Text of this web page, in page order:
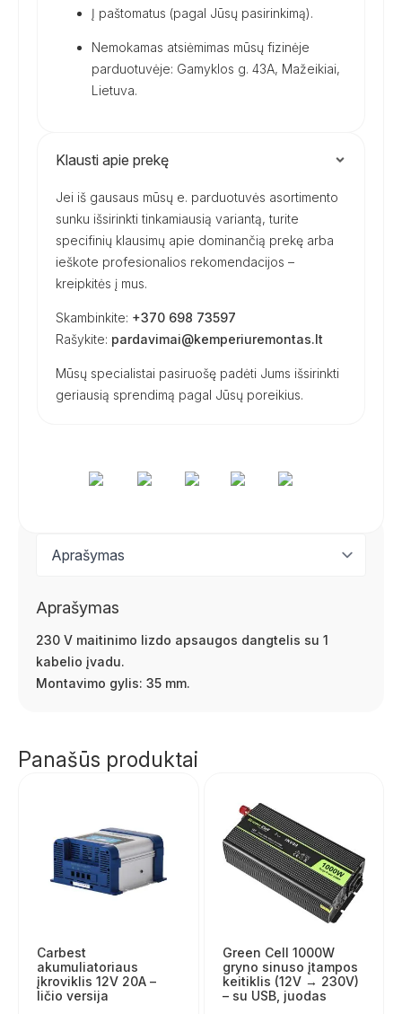
Į paštomatus (pagal Jūsų pasirinkimą).
Nemokamas atsiėmimas mūsų fizinėje
parduotuvėje: Gamyklos g. 43A, Mažeikiai,
Lietuva.
Klausti apie prekę
Jei iš gausaus mūsų e. parduotuvės asortimento
sunku išsirinkti tinkamiausią variantą, turite
specifinių klausimų apie dominančią prekę arba
ieškote profesionalios rekomendacijos –
kreipkitės į mus.
Skambinkite: +370 698 73597
Rašykite: pardavimai@kemperiuremontas.lt
Mūsų specialistai pasiruošę padėti Jums išsirinkti
geriausią sprendimą pagal Jūsų poreikius.
Aprašymas
230 V maitinimo lizdo apsaugos dangtelis su 1
kabelio įvadu.
Montavimo gylis: 35 mm.
Panašūs produktai
Carbest
akumuliatoriaus
įkroviklis 12V 20A –
ličio versija
Green Cell 1000W
gryno sinuso įtampos
keitiklis (12V → 230V)
– su USB, juodas